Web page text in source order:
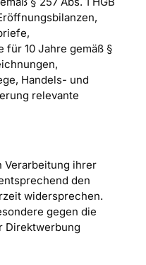
für 10 Jahre gemäß §
Handels- und
relevante
Verarbeitung ihrer
den
widersprechen.
gegen die
Direktwerbung